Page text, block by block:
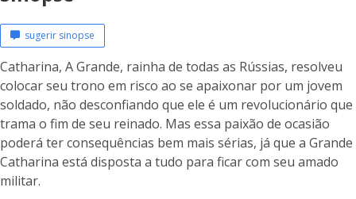
sugerir sinopse
Catharina, A Grande, rainha de todas as Rússias, resolveu
colocar seu trono em risco ao se apaixonar por um jovem
soldado, não desconfiando que ele é um revolucionário que
trama o fim de seu reinado. Mas essa paixão de ocasião
poderá ter consequências bem mais sérias, já que a Grande
Catharina está disposta a tudo para ficar com seu amado
militar.